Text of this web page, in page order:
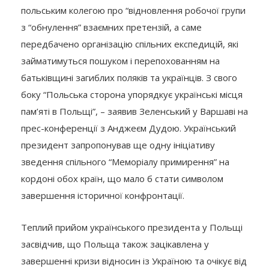
польським колегою про “відновлення робочої групи
з “обнулення” взаємних претензій, а саме
передбачено організацію спільних експедицій, які
займатимуться пошуком і перепохованням на
батьківщині загиблих поляків та українців. З свого
боку “Польська сторона упорядкує українські місця
пам’яті в Польщі”, – заявив Зеленський у Варшаві на
прес-конференції з Анджеєм Дудою. Український
президент запропонував ще одну ініціативу
зведення спільного “Меморіалу примирення” на
кордоні обох країн, що мало б стати символом
завершення історичної конфронтації.
Теплий прийом українського президента у Польщі
засвідчив, що Польща також зацікавлена у
завершенні кризи відносин із Україною та очікує від